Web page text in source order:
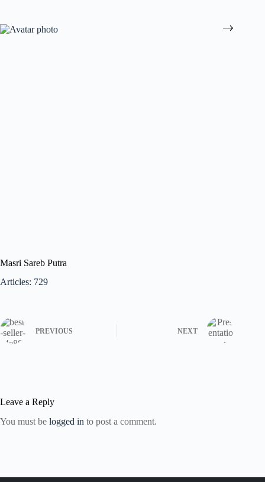
Masri Sareb Putra
Articles: 729
PREVIOUS NEXT
Leave a Reply
You must be logged in to post a comment.